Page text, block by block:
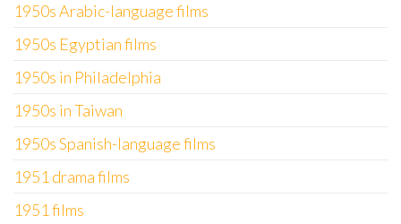
1950s Arabic-language films
1950s Egyptian films
1950s in Philadelphia
1950s in Taiwan
1950s Spanish-language films
1951 drama films
1951 films